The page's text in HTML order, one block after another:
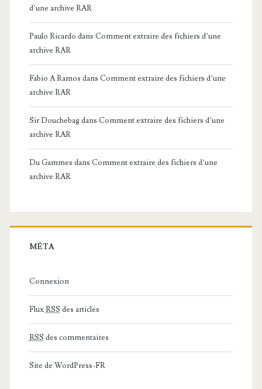
d’une archive RAR
Paulo Ricardo dans Comment extraire des fichiers d’une
archive RAR
Fabio A Ramos dans Comment extraire des fichiers d’une
archive RAR
Sir Douchebagdans Comment extraire des fichiers d’une
archive RAR
Du Gammes dans Comment extraire des fichiers d’une
archive RAR
MÉTA
Connexion
FluxRSS des articles
RSS des commentaires
Site de WordPress-FR